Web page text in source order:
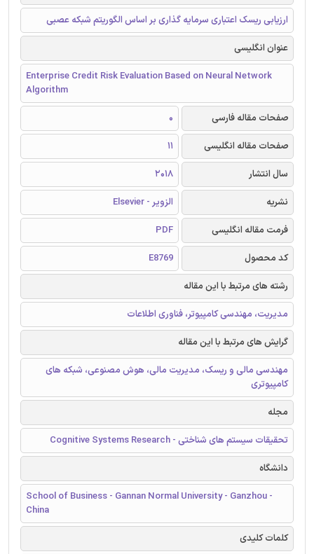
ارزیابی ریسک اعتباری سرمایه گذاری بر اساس الگوریتم شبکه عصبی
عنوان انگلیسی
Enterprise Credit Risk Evaluation Based on Neural Network
Algorithm
صفحات مقاله فارسی
0
صفحات مقاله انگلیسی
11
سال انتشار
2018
نشریه
الزویر - Elsevier
فرمت مقاله انگلیسی
PDF
کد محصول
E8769
رشته های مرتبط با این مقاله
مدیریت، مهندسی کامپیوتر، فناوری اطلاعات
گرایش های مرتبط با این مقاله
مهندسی مالی و ریسک، مدیریت مالی، هوش مصنوعی، شبکه های
کامپیوتری
مجله
تحقیقات سیستم های شناختی - Cognitive Systems Research
دانشگاه
School of Business - Gannan Normal University - Ganzhou -
China
کلمات کلیدی